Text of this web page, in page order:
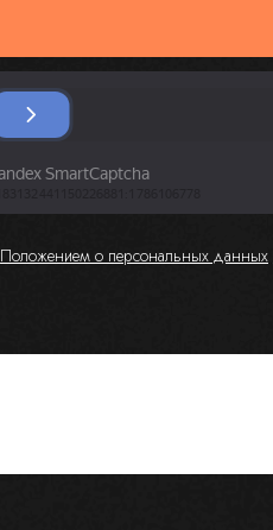
Положением о персональных данных